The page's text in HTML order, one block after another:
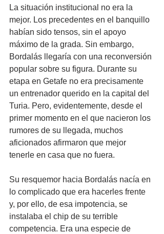
La situación institucional no era la
mejor. Los precedentes en el banquillo
habían sido tensos, sin el apoyo
máximo de la grada. Sin embargo,
Bordalás llegaría con una reconversión
popular sobre su figura. Durante su
etapa en Getafe no era precisamente
un entrenador querido en la capital del
Turia. Pero, evidentemente, desde el
primer momento en el que nacieron los
rumores de su llegada, muchos
aficionados afirmaron que mejor
tenerle en casa que no fuera.
Su resquemor hacia Bordalás nacía en
lo complicado que era hacerles frente
y, por ello, de esa impotencia, se
instalaba el chip de su terrible
competencia. Era una especie de